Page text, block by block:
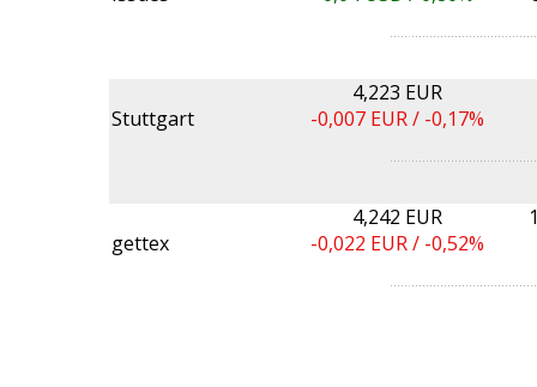
Stuttgart
4,223 EUR
-0,007 EUR / -0,17%
gettex
4,242 EUR
-0,022 EUR / -0,52%